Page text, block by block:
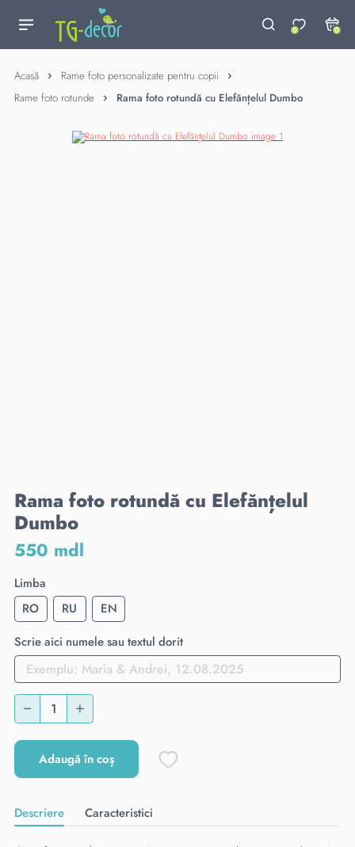
0 0
Acasă
Rame foto personalizate pentru copii
Rame foto rotunde
Rama foto rotundă cu Elefănțelul Dumbo
Rama foto rotundă cu Elefănțelul
Dumbo
550 mdl
Limba
RO
RU
EN
Scrie aici numele sau textul dorit
Adaugă în coș
Descriere Caracteristici